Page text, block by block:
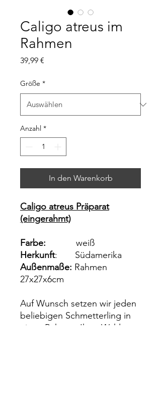
Caligo atreus im
Rahmen
39,99 €
Größe *
Anzahl *
In den Warenkorb
Caligo atreus Präparat
(eingerahmt)
Farbe:
weiß
Herkunft: Südamerika
Außenmaße: Rahmen
27x27x6cm
Auf Wunsch setzen wir jeden
beliebigen Schmetterling in
einen Rahmen Ihrer Wahl.